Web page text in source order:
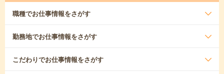
職種でお仕事情報をさがす
勤務地でお仕事情報をさがす
こだわりでお仕事情報をさがす